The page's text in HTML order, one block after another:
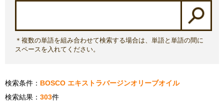
＊複数の単語を組み合わせて検索する場合は、単語と単語の間に
スペースを入れてください。
検索条件： BOSCO エキストラバージンオリーブオイル
検索結果： 303件